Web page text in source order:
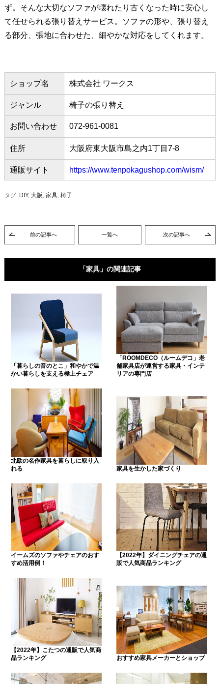
ず。そんな大切なソファが壊れたり古くなった時に安心し
て任せられる張り替えサービス。ソファの形や、張り替え
る部分、張地に合わせた、細やかな対応をしてくれます。
ショップ名 株式会社 ワークス
ジャンル 椅子の張り替え
お問い合わせ 072-961-0081
住所 大阪府東大阪市島之内1丁目7-8
通販サイト https://www.tenpokagushop.com/wism/
タグ: DIY, 大阪 , 家具, 椅子
前の記事へ 一覧へ 次の記事へ
「家具」の関連記事
「暮らしの音のとこ」和やかで温
かい暮らしを支える極上チェア
「ROOMDECO（ルームデコ」老
舗家具店が運営する家具・インテ
リアの専門店
北欧の名作家具を暮らしに取り入
れる
家具を生かした家づくり
イームズのソファやチェアのおす
すめ活用例！
【2022年】ダイニングチェアの通
販で人気商品ランキング
【2022年】こたつの通販で人気商
品ランキング
おすすめ家具メーカーとショップ